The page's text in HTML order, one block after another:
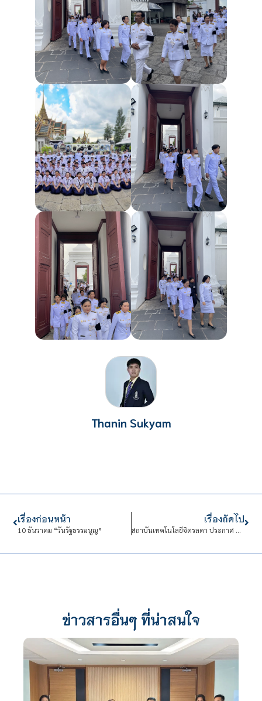
Thanin Sukyam
เรื่องก่อนหน้า
10 ธันวาคม “วันรัฐธรรมนูญ”
เรื่องถัดไป
สถาบันเทคโนโลยีจิตรลดา ประกาศ นโยบายการไม่รับของขวัญและของกำนัลทุกชนิดจากการปฏิบัติหน้าที่ (No Gift Policy) ประจำปีงบประมาณ พ.ศ. 2570
ข่าวสารอื่นๆ ที่น่าสนใจ